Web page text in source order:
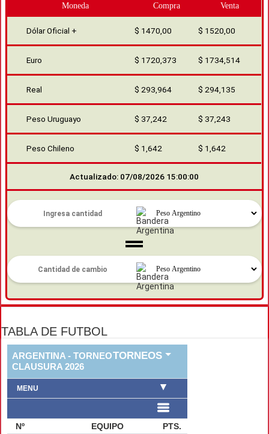
Moneda Compra Venta
Dólar Oficial + $ 1470,00 $ 1520,00
Euro $ 1720,373 $ 1734,514
Real $ 293,964 $ 294,135
Peso Uruguayo $ 37,242 $ 37,243
Peso Chileno $ 1,642 $ 1,642
Actualizado: 07/08/2026 15:00:00
TABLA DE FUTBOL